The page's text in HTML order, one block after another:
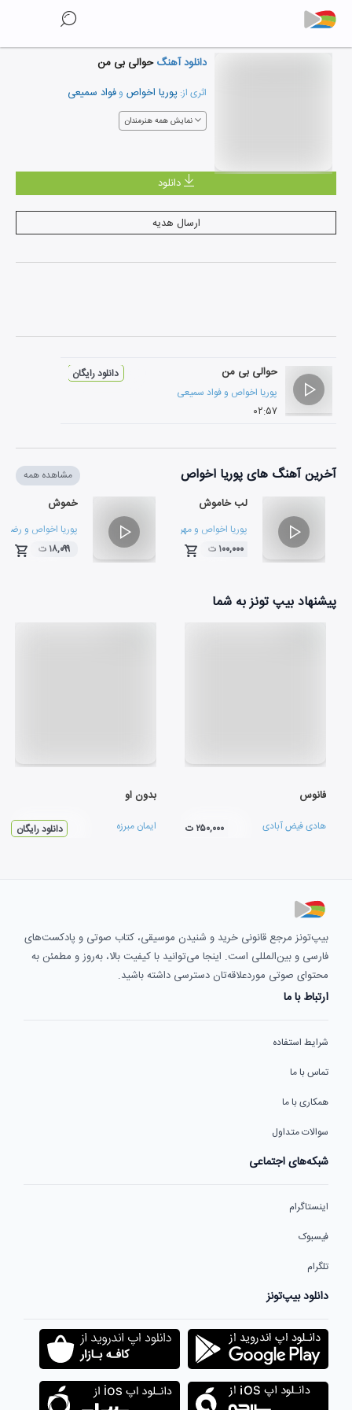
دانلود آهنگحوالی بی من
اثری از: پوریا اخواص و فواد سمیعی
نمایش همه هنرمندان
دانلود
ارسال هدیه
حوالی بی من
پوریا اخواص و فواد سمیعی
۰۲:۵۷
دانلود رایگان
آخرین آهنگ های پوریا اخواص مشاهده همه
لب خاموش
پوریا اخواص و مهرداد میرزائی
۰۴:۳۸
۱۰۰,۰۰۰ ت
خموش
پوریا اخواص و رضا
۰۴:۱۲
۱۸,۰۹۹ ت
پیشنهاد بیپ تونز به شما
فانوس
هادی فیض آبادی ۲۵۰,۰۰۰ ت
بدون او
ایمان مبرزه دانلود رایگان
بیپ‌تونز مرجع قانونی خرید و شنیدن موسیقی، کتاب صوتی و پادکست‌های
فارسی و بین‌المللی است. اینجا می‌توانید با کیفیت بالا، به‌روز و مطمئن به
محتوای صوتی موردعلاقه‌تان دسترسی داشته باشید.
ارتباط با ما
شرایط استفاده
تماس با ما
همکاری با ما
سوالات متداول
شبکه‌های اجتماعی
اینستاگرام
فیسبوک
تلگرام
دانلود بیپ‌تونز